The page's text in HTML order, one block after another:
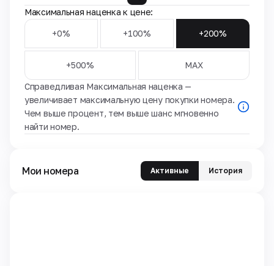
Максимальная наценка к цене:
+0% +100% +200%
+500% MAX
Справедливая Максимальная наценка —
увеличивает максимальную цену покупки номера.
Чем выше процент, тем выше шанс мгновенно
найти номер.
Мои номера Активные История